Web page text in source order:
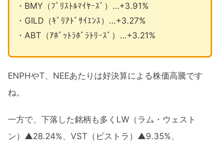
・BMY（ﾌﾞﾘｽﾄﾙﾏｲﾔｰｽﾞ）…+3.91%
・GILD（ｷﾞﾘｱﾄﾞｻｲｴﾝｽ）…+3.27%
・ABT（ｱﾎﾞｯﾄﾗﾎﾞﾗﾄﾘｰｽﾞ）…+3.21%
ENPHやT、NEEあたりは好決算による株価高騰です
ね。
一方で、下落した銘柄も多くLW（ラム・ウェスト
ン）▲28.24%、VST（ビストラ）▲9.35%、